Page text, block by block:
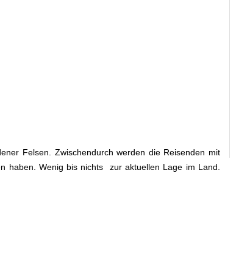
Felsen. Zwischendurch werden die Reisenden mit
haben. Wenig bis nichts zur aktuellen Lage im Land.